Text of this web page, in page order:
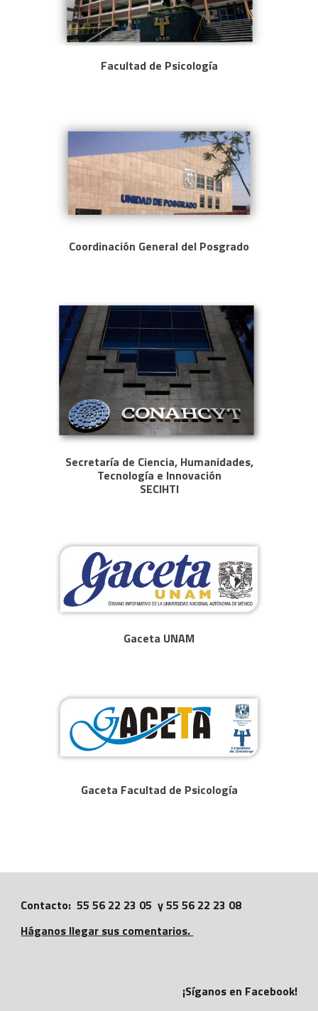
Facultad de Psicología
Coordinación General del Posgrado
Secretaría de Ciencia, Humanidades,
Tecnología e Innovación
SECIHTI
Gaceta UNAM
Gaceta Facultad de Psicología
Contacto: 55 56 22 23 05 y 55 56 22 23 08
Háganos llegar sus comentarios.
¡Síganos en Facebook!